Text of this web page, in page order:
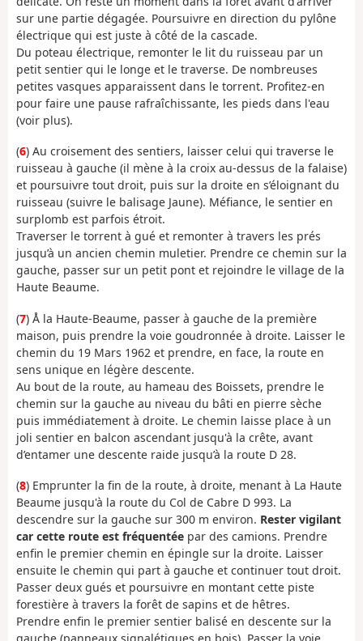
sur une partie dégagée. Poursuivre en direction du pylône
électrique qui est juste à côté de la cascade.
Du poteau électrique, remonter le lit du ruisseau par un
petit sentier qui le longe et le traverse. De nombreuses
petites vasques apparaissent dans le torrent. Profitez-en
pour faire une pause rafraîchissante, les pieds dans l'eau
(voir plus).
(6) Au croisement des sentiers, laisser celui qui traverse le
ruisseau à gauche (il mène à la croix au-dessus de la falaise)
et poursuivre tout droit, puis sur la droite en s’éloignant du
ruisseau (suivre le balisage Jaune). Méfiance, le sentier en
surplomb est parfois étroit.
Traverser le torrent à gué et remonter à travers les prés
jusqu’à un ancien chemin muletier. Prendre ce chemin sur la
gauche, passer sur un petit pont et rejoindre le village de la
Haute Beaume.
(7) Å la Haute-Beaume, passer à gauche de la première
maison, puis prendre la voie goudronnée à droite. Laisser le
chemin du 19 Mars 1962 et prendre, en face, la route en
sens unique en légère descente.
Au bout de la route, au hameau des Boissets, prendre le
chemin sur la gauche au niveau du bâti en pierre sèche
puis immédiatement à droite. Le chemin laisse place à un
joli sentier en balcon ascendant jusqu'à la crête, avant
d’entamer une descente raide jusqu’à la route D 28.
(8) Emprunter la fin de la route, à droite, menant à La Haute
Beaume jusqu'à la route du Col de Cabre D 993. La
descendre sur la gauche sur 300 m environ. Rester vigilant
car cette route est fréquentée par des camions. Prendre
enfin le premier chemin en épingle sur la droite. Laisser
ensuite le chemin qui part à gauche et continuer tout droit.
Passer deux gués et poursuivre en montant cette piste
forestière à travers la forêt de sapins et de hêtres.
Prendre enfin le premier sentier balisé en descente sur la